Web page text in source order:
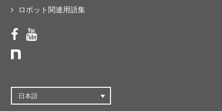
ロボット関連用語集
日本語